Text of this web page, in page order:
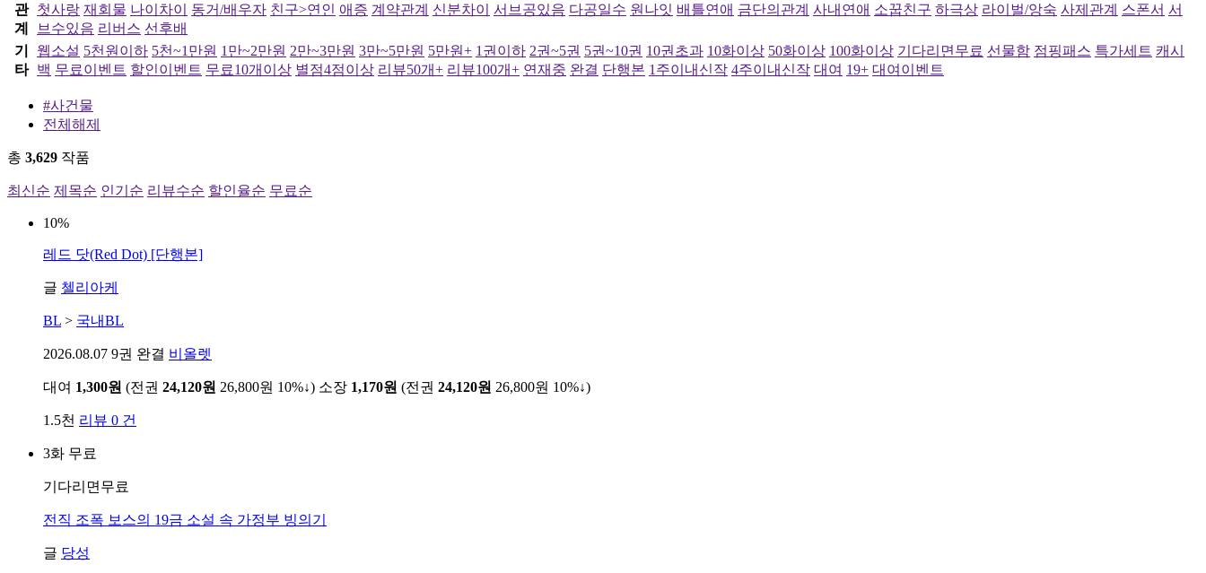
관
계
첫사랑 재회물 나이차이 동거/배우자 친구>연인 애증 계약관계 신분차이 서브공있음 다공일수 원나잇 배틀연애 금단의관계 사내연애 소꿉친구 하극상 라이벌/앙숙 사제관계 스폰서 서
브수있음 리버스 선후배
기
타
웹소설 5천원이하 5천~1만원 1만~2만원 2만~3만원 3만~5만원 5만원+ 1권이하 2권~5권 5권~10권 10권초과 10화이상 50화이상 100화이상 기다리면무료 선물함 점핑패스 특가세트 캐시
백 무료이벤트 할인이벤트 무료10개이상 별점4점이상 리뷰50개+ 리뷰100개+ 연재중 완결 단행본 1주이내신작 4주이내신작 대여 19+ 대여이벤트
#사건물
전체해제
총 3,629 작품
최신순 제목순 인기순 리뷰수순 할인율순 무료순
10%
레드 닷(Red Dot) [단행본]
글 첼리아케
BL > 국내BL
2026.08.07 9권 완결 비올렛
대여 1,300원 (전권 24,120원 26,800원 10%↓) 소장 1,170원 (전권 24,120원 26,800원 10%↓)
1.5천 리뷰 0 건
3화 무료
기다리면무료
전직 조폭 보스의 19금 소설 속 가정부 빙의기
글 당성